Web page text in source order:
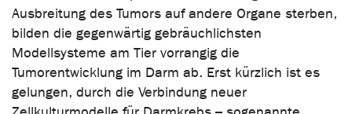
Ausbreitung des Tumors auf andere Organe sterben,
bilden die gegenwärtig gebräuchlichsten
Modellsysteme am Tier vorrangig die
Tumorentwicklung im Darm ab. Erst kürzlich ist es
gelungen, durch die Verbindung neuer